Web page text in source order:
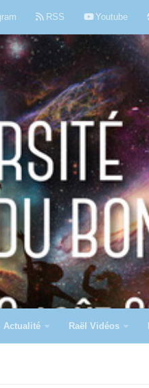
RSS Youtube
Actualité Raël Vidéos